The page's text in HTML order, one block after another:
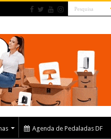
Agenda de Pedaladas DF